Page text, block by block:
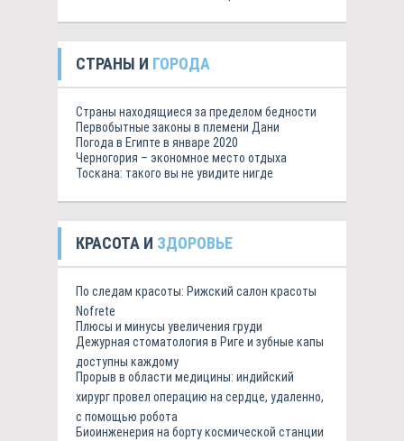
СТРАНЫ И ГОРОДА
Страны находящиеся за пределом бедности
Первобытные законы в племени Дани
Погода в Египте в январе 2020
Черногория – экономное место отдыха
Тоскана: такого вы не увидите нигде
КРАСОТА И ЗДОРОВЬЕ
По следам красоты: Рижский салон красоты
Nofrete
Плюсы и минусы увеличения груди
Дежурная стоматология в Риге и зубные капы
доступны каждому
Прорыв в области медицины: индийский
хирург провел операцию на сердце, удаленно,
с помощью робота
Биоинженерия на борту космической станции